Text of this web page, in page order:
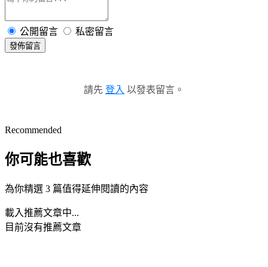
公開留言 私密留言
發佈留言
請先 登入 以發表留言。
Recommended
你可能也喜歡
為你精選 3 篇值得延伸閱讀的內容
載入推薦文章中...
目前沒有推薦文章